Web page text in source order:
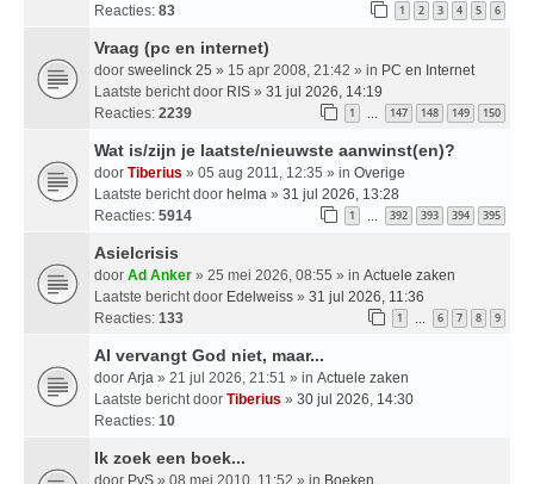
Reacties: 83 1 2 3 4 5 6
Vraag (pc en internet)
door sweelinck 25 » 15 apr 2008, 21:42 » in PC en Internet
Laatste bericht door RIS » 31 jul 2026, 14:19
Reacties: 2239 1 … 147 148 149 150
Wat is/zijn je laatste/nieuwste aanwinst(en)?
door Tiberius » 05 aug 2011, 12:35 » in Overige
Laatste bericht door helma » 31 jul 2026, 13:28
Reacties: 5914 1 … 392 393 394 395
Asielcrisis
door Ad Anker » 25 mei 2026, 08:55 » in Actuele zaken
Laatste bericht door Edelweiss » 31 jul 2026, 11:36
Reacties: 133 1 … 6 7 8 9
AI vervangt God niet, maar...
door Arja » 21 jul 2026, 21:51 » in Actuele zaken
Laatste bericht door Tiberius » 30 jul 2026, 14:30
Reacties: 10
Ik zoek een boek...
door PvS » 08 mei 2010, 11:52 » in Boeken